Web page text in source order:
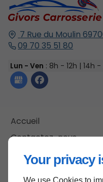
Your privacy
We use Cookies to
7 Rue du Moulin
09 70 35 51 80
Lun - Ven : 8h - 12h | 14h -
Accueil
Contactez-nous
Mentions légales
Plan du site